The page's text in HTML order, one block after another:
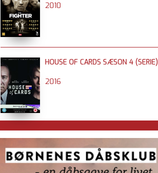
2010
HOUSE OF CARDS SÆSON 4 (SERIE)
2016